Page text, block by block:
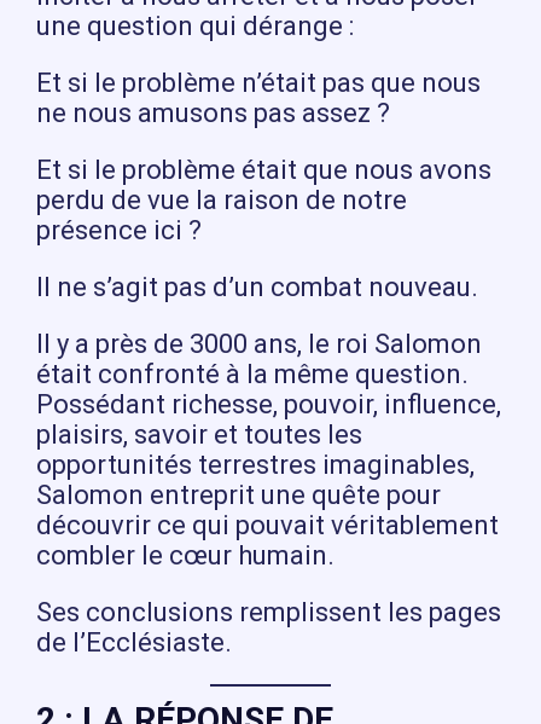
une question qui dérange :
Et si le problème n’était pas que nous
ne nous amusons pas assez ?
Et si le problème était que nous avons
perdu de vue la raison de notre
présence ici ?
Il ne s’agit pas d’un combat nouveau.
Il y a près de 3000 ans, le roi Salomon
était confronté à la même question.
Possédant richesse, pouvoir, influence,
plaisirs, savoir et toutes les
opportunités terrestres imaginables,
Salomon entreprit une quête pour
découvrir ce qui pouvait véritablement
combler le cœur humain.
Ses conclusions remplissent les pages
de l’Ecclésiaste.